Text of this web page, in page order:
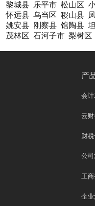
黎城县 乐平市 松山区
怀远县 乌当区 稷山县
姚安县 刚察县 馆陶县
茂林区 石河子市 梨树区
产
会
云
财
公
工
企